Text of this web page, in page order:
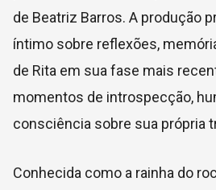
de Beatriz Barros. A produção
íntimo sobre reflexões,
de Rita em sua fase mais
momentos de introspecção,
consciência sobre sua própria
Conhecida como a rainha do